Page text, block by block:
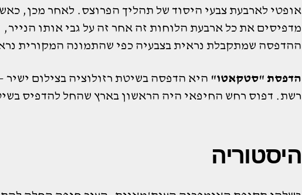
אופטי לארבעת צבעי היסוד של תהליך הפרוצס. לאחר מכן,
מדפיסים את כל ארבעת הלוחות זה אחר זה על גבי אותו הנייר,
ההדפסה שמתקבלת נראית בצבעיה כפי שהתמונה המקורית
הדפסת "סטקאטו" היא הדפסה בשיטת רזולוציה בצילום ישיר
רשת. דפוס רחש החיפאי היה הראשון בארץ שהחל להדפיס
היסטוריה